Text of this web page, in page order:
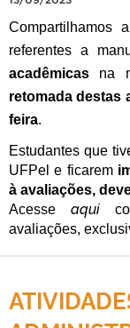
Compartilhamos a
referentes a
acadêmicas na
retomada destas
feira.
Estudantes que
UFPel e ficarem
à avaliações,
Acesse aqui
avaliações,